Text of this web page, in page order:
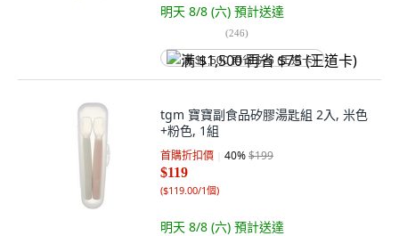
明天 8/8 (六) 預計送達
(246)
满 $1,500 再省 $75 (王道卡)
tgm 寶寶副食品矽膠湯匙組 2入, 米色
+粉色, 1組
首購折扣價 40%$199
$119
($119.00/1個)
明天 8/8 (六) 預計送達